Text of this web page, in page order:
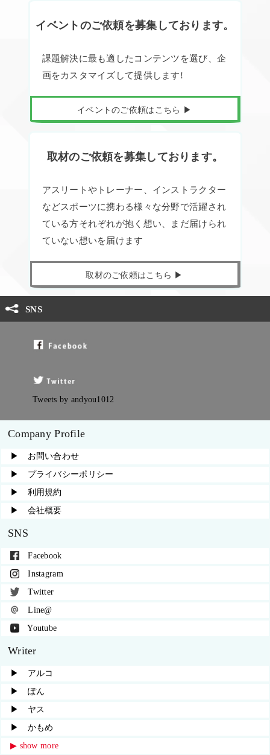
イベントのご依頼を募集しております。
課題解決に最も適したコンテンツを選び、企
画をカスタマイズして提供します!
イベントのご依頼はこちら ▶︎
取材のご依頼を募集しております。
アスリートやトレーナー、インストラクター
などスポーツに携わる様々な分野で活躍され
ている方それぞれが抱く想い、まだ届けられ
ていない想いを届けます
取材のご依頼はこちら ▶︎
SNS
Tweets by andyou1012
Company Profile
▶︎ お問い合わせ
▶︎ プライバシーポリシー
▶︎ 利用規約
▶︎ 会社概要
SNS
Facebook
Instagram
Twitter
Line@
Youtube
Writer
▶︎ アルコ
▶︎ ぽん
▶︎ ヤス
▶︎ かもめ
▶︎ show more